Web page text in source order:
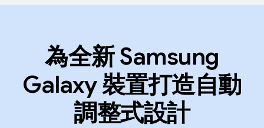
為全新 Samsung
Galaxy 裝置打造自動
調整式設計